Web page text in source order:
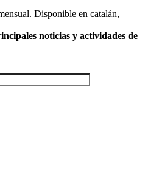
Disponible en catalán,
noticias y actividades de